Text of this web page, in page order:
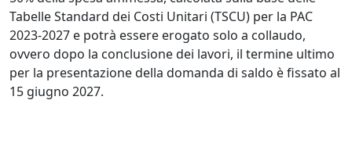
Tabelle Standard dei Costi Unitari (TSCU) per la PAC
2023-2027 e potrà essere erogato solo a collaudo,
ovvero dopo la conclusione dei lavori, il termine ultimo
per la presentazione della domanda di saldo è fissato al
15 giugno 2027.